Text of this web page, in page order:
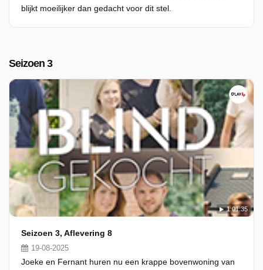
blijkt moeilijker dan gedacht voor dit stel.
Seizoen 3
1:01:35
Seizoen 3, Aflevering 8
19-08-2025
Joeke en Fernant huren nu een krappe bovenwoning van